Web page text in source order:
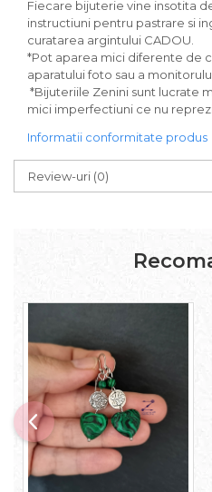
Fiecare bijuterie vine insotita
instructiuni pentru pastrare si
curatarea argintului CADOU.
*Pot aparea mici diferente de
aparatului foto sau a
*Bijuteriile Zenini sunt lucrate
mici imperfectiuni ce nu
Informatii conformitate produs
Review-uri (0)